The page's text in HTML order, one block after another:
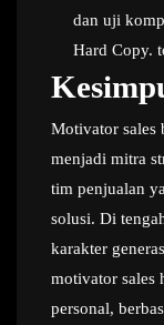
dan uji
Hard Copy.
Motivator sales
menjadi mitra
tim penjualan
solusi. Di
karakter
motivator sales
personal,